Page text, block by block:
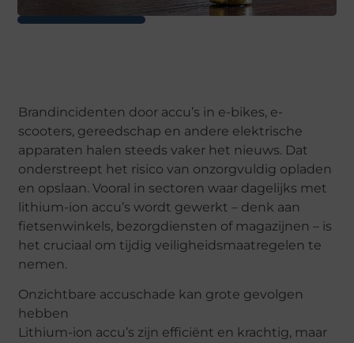
Brandincidenten door accu’s in e-bikes, e-
scooters, gereedschap en andere elektrische
apparaten halen steeds vaker het nieuws. Dat
onderstreept het risico van onzorgvuldig opladen
en opslaan. Vooral in sectoren waar dagelijks met
lithium-ion accu’s wordt gewerkt – denk aan
fietsenwinkels, bezorgdiensten of magazijnen – is
het cruciaal om tijdig veiligheidsmaatregelen te
nemen.
Onzichtbare accuschade kan grote gevolgen
hebben
Lithium-ion accu’s zijn efficiënt en krachtig, maar